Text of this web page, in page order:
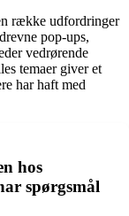
række udfordringer
pop-ups,
vedrørende
temaer giver et
har haft med
hos
spørgsmål